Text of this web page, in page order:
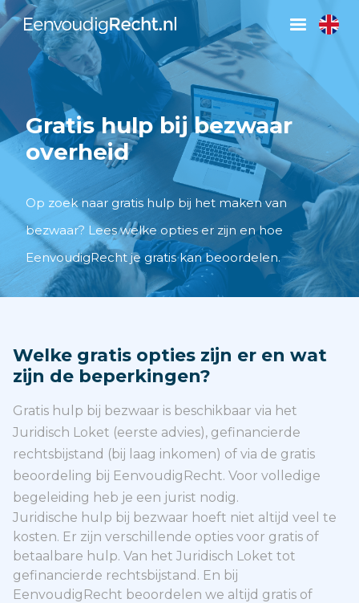
Gratis hulp bij bezwaar
overheid
Op zoek naar gratis hulp bij het maken van
bezwaar? Lees welke opties er zijn en hoe
EenvoudigRecht je gratis kan beoordelen.
Welke gratis opties zijn er en wat
zijn de beperkingen?
Gratis hulp bij bezwaar is beschikbaar via het
Juridisch Loket (eerste advies), gefinancierde
rechtsbijstand (bij laag inkomen) of via de gratis
beoordeling bij EenvoudigRecht. Voor volledige
begeleiding heb je een jurist nodig.
Juridische hulp bij bezwaar hoeft niet altijd veel te
kosten. Er zijn verschillende opties voor gratis of
betaalbare hulp. Van het Juridisch Loket tot
gefinancierde rechtsbijstand. En bij
EenvoudigRecht beoordelen we altijd gratis of